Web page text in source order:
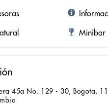
Minibar
45a No. 129 - 30, Bogota,